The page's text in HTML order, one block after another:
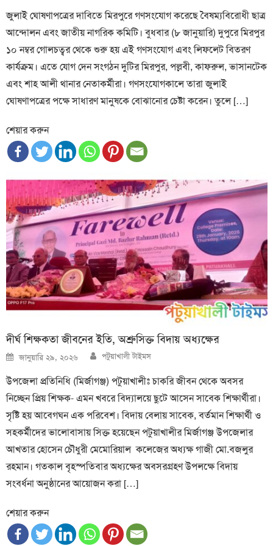
জুলাই ঘোষণাপত্রের দাবিতে মিরপুরে গণসংযোগ করেছে বৈষম্যবিরোধী ছাত্র
আন্দোলন এবং জাতীয় নাগরিক কমিটি। বুধবার (৮ জানুয়ারি) দুপুরে মিরপুর
১০ নম্বর গোলচত্বর থেকে শুরু হয় এই গণসংযোগ এবং লিফলেট বিতরণ
কার্যক্রম। এতে যোগ দেন সংগঠন দুটির মিরপুর, পল্লবী, কাফরুল, ভাসানটেক
এবং শাহ আলী থানার নেতাকর্মীরা। গণসংযোগকালে তারা জুলাই
ঘোষণাপত্রের পক্ষে সাধারণ মানুষকে বোঝানোর চেষ্টা করেন। তুলে […]
শেয়ার করুন
দীর্ঘ শিক্ষকতা জীবনের ইতি, অশ্রুসিক্ত বিদায় অধ্যক্ষের
Posted
on
জানুয়ারি ২৯, ২০২৬ Author
পটুয়াখালী টাইমস
উপজেলা প্রতিনিধি (মির্জাগঞ্জ) পটুয়াখালীঃ চাকরি জীবন থেকে অবসর
নিচ্ছেন প্রিয় শিক্ষক- এমন খবরে বিদ্যালয়ে ছুটে আসেন সাবেক শিক্ষার্থীরা।
সৃষ্টি হয় আবেগঘন এক পরিবেশ। বিদায় বেলায় সাবেক, বর্তমান শিক্ষার্থী ও
সহকর্মীদের ভালোবাসায় সিক্ত হয়েছেন পটুয়াখালীর মির্জাগঞ্জ উপজেলার
আখতার হোসেন চৌধুরী মেমোরিয়াল কলেজের অধ্যক্ষ গাজী মো.বজলুর
রহমান। গতকাল বৃহস্পতিবার অধ্যক্ষের অবসরগ্রহণ উপলক্ষে বিদায়
সংবর্ধনা অনুষ্ঠানের আয়োজন করা […]
শেয়ার করুন